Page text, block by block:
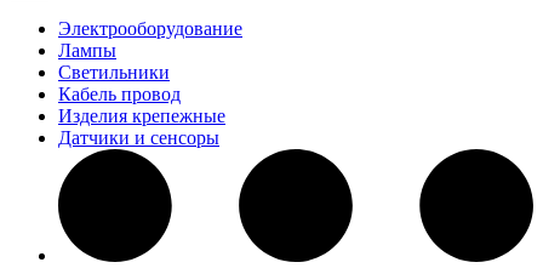
Электрооборудование
Лампы
Светильники
Кабель провод
Изделия крепежные
Датчики и сенсоры